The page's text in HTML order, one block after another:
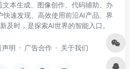
本生成、图像创作、代码辅助、办
快速发现、高效使用前沿AI产品。界
及时，是探索AI世界的智能入口。
声明 广告合作 关于我们